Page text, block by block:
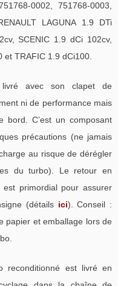
0002, 751768-0003,
LAGUNA 1.9 DTi
SCENIC 1.9 dCi 102cv,
et TRAFIC 1.9 dCi100.
livré avec son clapet de
ni de performance mais
bord. C’est un composant
précautions (ne jamais
au risque de dérégler
du turbo). Le retour en
primordial pour assurer
(détails ici). Conseil :
papier et emballage lors de
reconditionné est livré en